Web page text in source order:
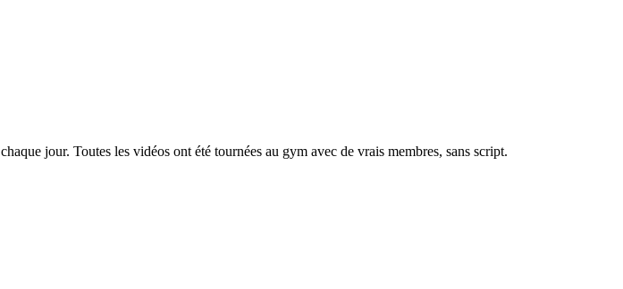
jour. Toutes les vidéos ont été tournées au gym avec de vrais membres, sans script.